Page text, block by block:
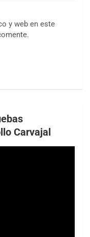
y web en este
Carvajal